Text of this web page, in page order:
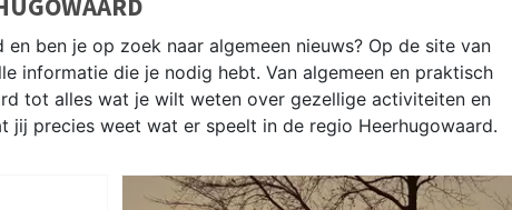
ben je op zoek naar algemeen nieuws? Op de site van
informatie die je nodig hebt. Van algemeen en praktisch
tot alles wat je wilt weten over gezellige activiteiten en
jij precies weet wat er speelt in de regio Heerhugowaard.
INFORMATIE HEERHUGOWAARD